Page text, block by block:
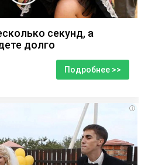
секунд, а
долго
Подробнее >>
i